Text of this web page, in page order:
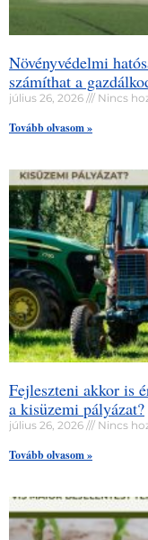
Növényvédelmi
számíthat a
július 26, 2026 Nincs
Tovább olvasom »
Fejleszteni akkor is
a kisüzemi pályázat?
július 26, 2026 Nincs
Tovább olvasom »